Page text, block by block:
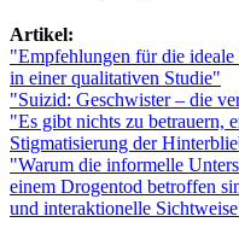
Artikel:
"Empfehlungen für die ideale
in einer qualitativen Studie"
"Suizid: Geschwister – die
"Es gibt nichts zu betrauern,
Stigmatisierung der
"Warum die informelle
einem Drogentod betroffen
und interaktionelle